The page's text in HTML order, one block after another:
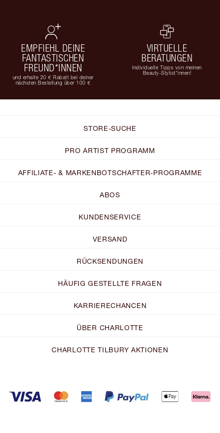
EMPFIEHL DEINE
FANTASTISCHEN
FREUND*INNEN
und erhalte 20 € Rabatt bei deiner
nächsten Bestellung über 100 €
VIRTUELLE
BERATUNGEN
Individuelle Tipps von meinen
Beauty-Stylist*innen!
STORE-SUCHE
PRO ARTIST PROGRAMM
AFFILIATE- & MARKENBOTSCHAFTER-PROGRAMME
ABOS
KUNDENSERVICE
VERSAND
RÜCKSENDUNGEN
HÄUFIG GESTELLTE FRAGEN
KARRIERECHANCEN
ÜBER CHARLOTTE
CHARLOTTE TILBURY AKTIONEN